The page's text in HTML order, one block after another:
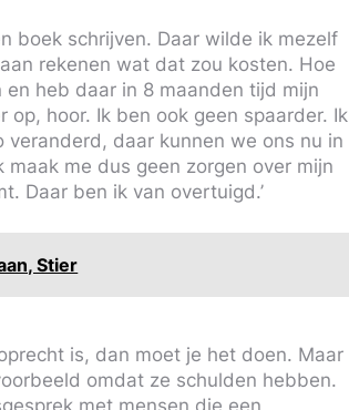
boek schrijven. Daar wilde ik mezelf
rekenen wat dat zou kosten. Hoe
heb daar in 8 maanden tijd mijn
hoor. Ik ben ook geen spaarder. Ik
daar kunnen we ons nu in
me dus geen zorgen over mijn
Daar ben ik van overtuigd.’
Stier
is, dan moet je het doen. Maar
omdat ze schulden hebben.
met mensen die een